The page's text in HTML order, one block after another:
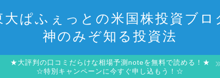
大ぱふぇっとの米国株投資ブロ
神のみぞ知る投資法
★大評判の口コミだらけな相場予測noteを無料で読める！★
☆特別キャンペーンに今すぐ申し込もう！☆